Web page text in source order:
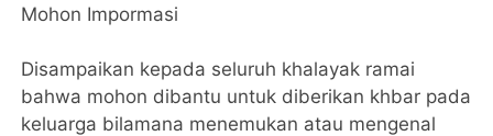
Mohon Impormasi
Disampaikan kepada seluruh khalayak ramai
bahwa mohon dibantu untuk diberikan khbar pada
keluarga bilamana menemukan atau mengenal